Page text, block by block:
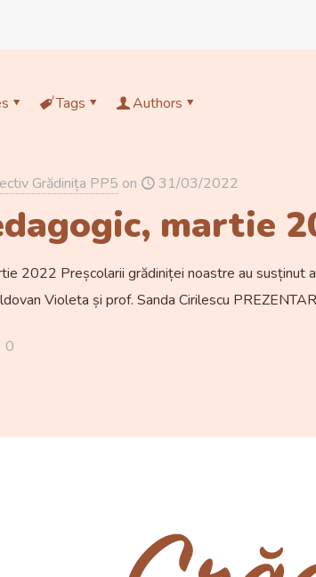
Tags Authors
Grădinița PP5 on 31/03/2022
martie
2022 Preșcolarii grădiniței noastre au
Violeta și prof. Sanda Cirilescu
0